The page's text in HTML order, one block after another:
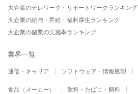
大企業のテレワーク・リモートワークランキング
大企業の給与・昇給・福利厚生ランキング
大企業の副業の実施率ランキング
業界一覧
通信・キャリア ソフトウェア・情報処理
食品（メーカー）
飲料・たばこ・飼料